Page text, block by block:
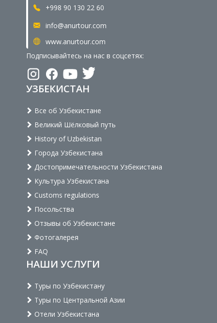
+998 90 130 22 60
info@anurtour.com
www.anurtour.com
Подписывайтесь на нас в соцсетях:
УЗБЕКИСТАН
Все об Узбекистане
Великий Шёлковый путь
History of Uzbekistan
Города Узбекистана
Достопримечательности Узбекистана
Культура Узбекистана
Customs regulations
Посольства
Отзывы об Узбекистане
Фотогалерея
FAQ
НАШИ УСЛУГИ
Туры по Узбекистану
Туры по Центральной Азии
Отели Узбекистана